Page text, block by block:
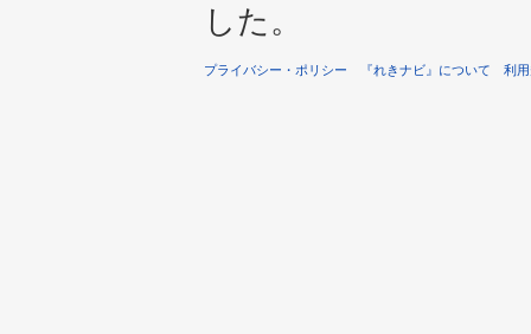
した。
プライバシー・ポリシー 『れきナビ』について 利